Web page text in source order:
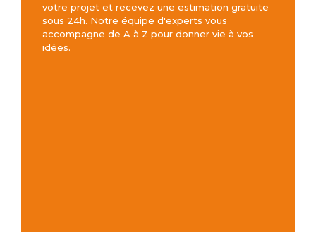
votre projet et recevez une estimation gratuite
sous 24h. Notre équipe d'experts vous
accompagne de A à Z pour donner vie à vos
idées.